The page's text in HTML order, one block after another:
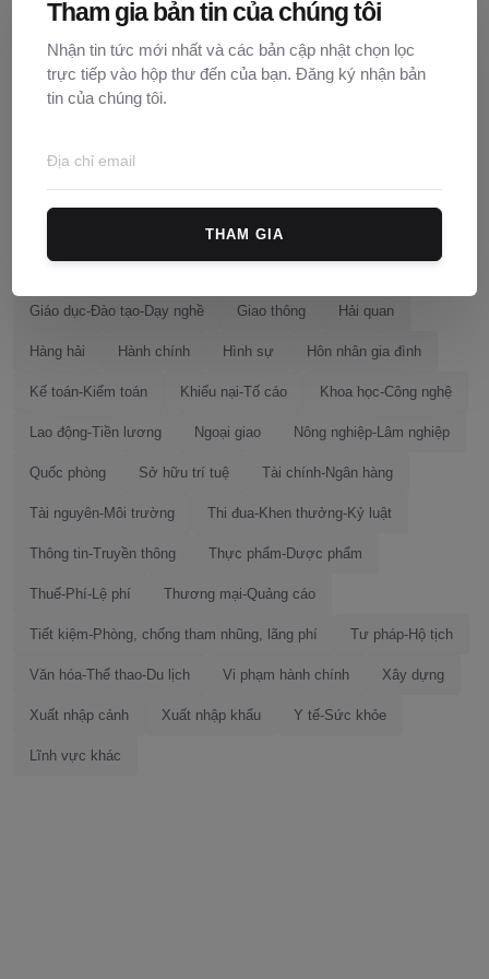
Lĩnh vực tra cứu
An ninh quốc gia
Cơ cấu tổ chức Cổ phần-Cổ phần hoá Công nghiệp
Đấu thầu-Cạnh tranh
Giáo dục-Đào tạo-Dạy nghề Giao thông Hải quan
Hàng hải Hành chính Hình sự Hôn nhân gia đình
Kế toán-Kiểm toán Khiếu nại-Tố cáo Khoa học-Công nghệ
Lao động-Tiền lương Ngoại giao Nông nghiệp-Lâm nghiệp
Quốc phòng Sở hữu trí tuệ Tài chính-Ngân hàng
Tài nguyên-Môi trường Thi đua-Khen thưởng-Kỷ luật
Thông tin-Truyền thông Thực phẩm-Dược phẩm
Thuế-Phí-Lệ phí Thương mại-Quảng cáo
Tiết kiệm-Phòng, chống tham nhũng, lãng phí Tư pháp-Hộ tịch
Văn hóa-Thể thao-Du lịch Vi phạm hành chính Xây dựng
Xuất nhập cảnh Xuất nhập khẩu Y tế-Sức khỏe
Lĩnh vực khác
Tham gia bản tin của chúng tôi
Nhận tin tức mới nhất và các bản cập nhật chọn lọc
trực tiếp vào hộp thư đến của bạn. Đăng ký nhận bản
tin của chúng tôi.
THAM GIA